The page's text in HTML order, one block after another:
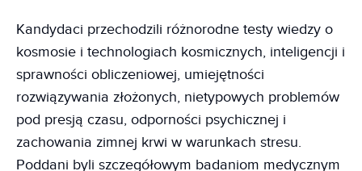
Kandydaci przechodzili różnorodne testy wiedzy o
kosmosie i technologiach kosmicznych, inteligencji i
sprawności obliczeniowej, umiejętności
rozwiązywania złożonych, nietypowych problemów
pod presją czasu, odporności psychicznej i
zachowania zimnej krwi w warunkach stresu.
Poddani byli szczegółowym badaniom medycznym